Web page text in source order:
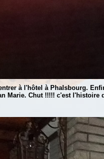
à l'hôtel à Phalsbourg.
Marie. Chut !!!!! c'est l'histoire